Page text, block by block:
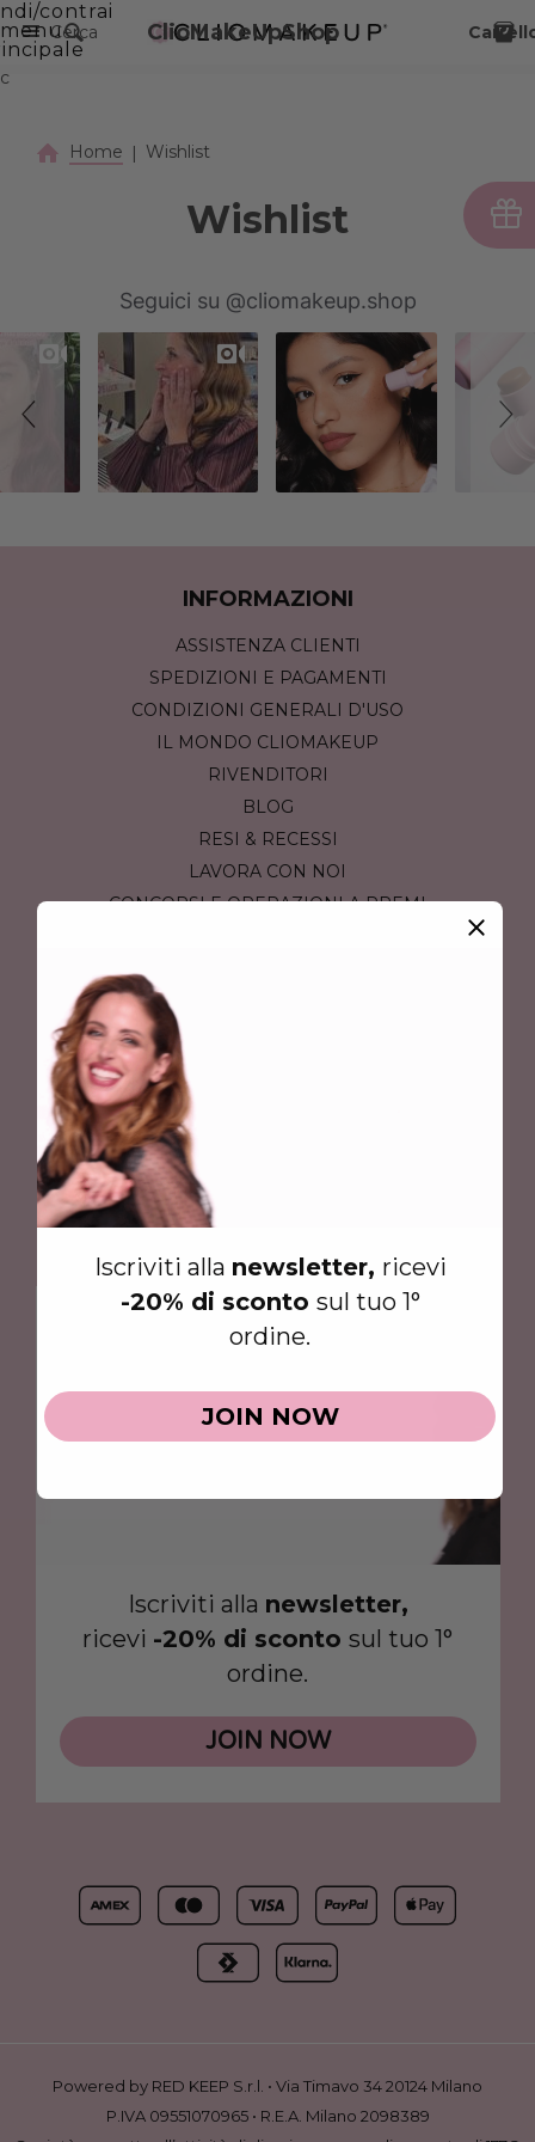
VAI AL CONTENUTO PRINCIPALE
contrai
menuCerca ClioMakeUpShop
c
Home Wishlist
Wishlist
Seguici su @cliomakeup.shop
INFORMAZIONI
ASSISTENZA CLIENTI
SPEDIZIONI E PAGAMENTI
CONDIZIONI GENERALI D'USO
IL MONDO CLIOMAKEUP
RIVENDITORI
BLOG
RESI & RECESSI
LAVORA CON NOI
CONCORSI E OPERAZIONI A PREMI
I ❤️ CLIOMAKEUP
Ami i prodotti di Clio?
Dillo ai tuoi amici sui SOCIAL!
Iscriviti alla newsletter,
ricevi -20% di sconto sul tuo 1°
ordine.
JOIN NOW
Powered by RED KEEP S.r.l. • Via Timavo 34 20124 Milano
P.IVA 09551070965 • R.E.A. Milano 2098389
Iscriviti alla newsletter, ricevi
-20% di sconto sul tuo 1°
ordine.
JOIN NOW